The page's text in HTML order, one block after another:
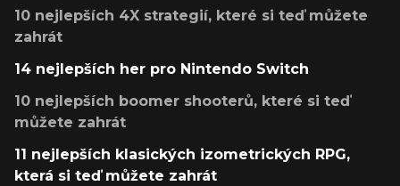
10 nejlepších 4X strategií, které si teď můžete
zahrát
14 nejlepších her pro Nintendo Switch
10 nejlepších boomer shooterů, které si teď
můžete zahrát
11 nejlepších klasických izometrických RPG,
která si teď můžete zahrát